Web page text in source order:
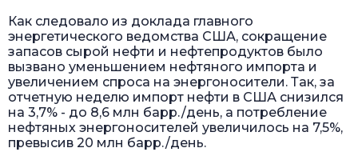
Как следовало из доклада главного
энергетического ведомства США, сокращение
запасов сырой нефти и нефтепродуктов было
вызвано уменьшением нефтяного импорта и
увеличением спроса на энергоносители. Так, за
отчетную неделю импорт нефти в США снизился
на 3,7% - до 8,6 млн барр./день, а потребление
нефтяных энергоносителей увеличилось на 7,5%,
превысив 20 млн барр./день.